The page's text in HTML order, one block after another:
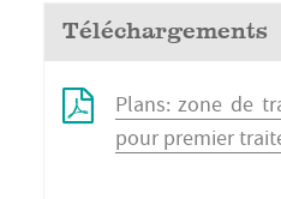
Téléchargements
Plans: zone de
pour premier